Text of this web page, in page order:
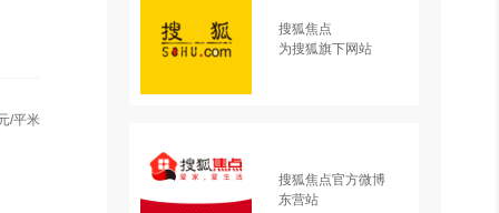
/平米
搜狐焦点
为搜狐旗下网站
搜狐焦点官方微博
东营站